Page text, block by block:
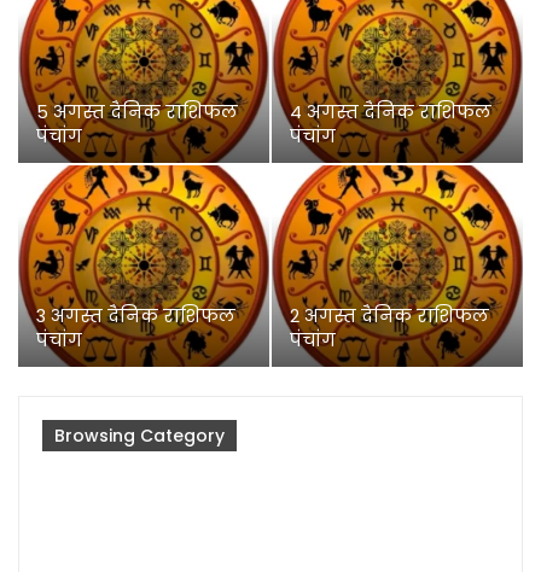
5 अगस्त दैनिक राशिफल
पंचांग
4 अगस्त दैनिक राशिफल
पंचांग
3 अगस्त दैनिक राशिफल
पंचांग
2 अगस्त दैनिक राशिफल
पंचांग
Browsing Category